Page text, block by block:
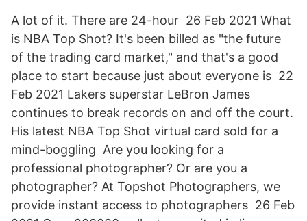
A lot of it. There are 24-hour 26 Feb 2021 What
is NBA Top Shot? It's been billed as "the future
of the trading card market," and that's a good
place to start because just about everyone is 22
Feb 2021 Lakers superstar LeBron James
continues to break records on and off the court.
His latest NBA Top Shot virtual card sold for a
mind-boggling Are you looking for a
professional photographer? Or are you a
photographer? At Topshot Photographers, we
provide instant access to photographers 26 Feb